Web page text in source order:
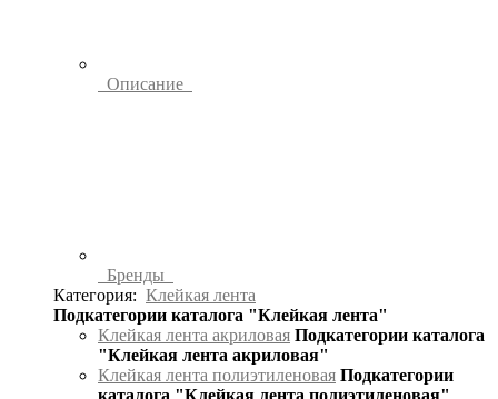
Описание
Бренды
Категория: Клейкая лента
Подкатегории каталога "Клейкая лента"
Клейкая лента акриловая Подкатегории каталога
"Клейкая лента акриловая"
Клейкая лента полиэтиленовая Подкатегории
каталога "Клейкая лента полиэтиленовая"